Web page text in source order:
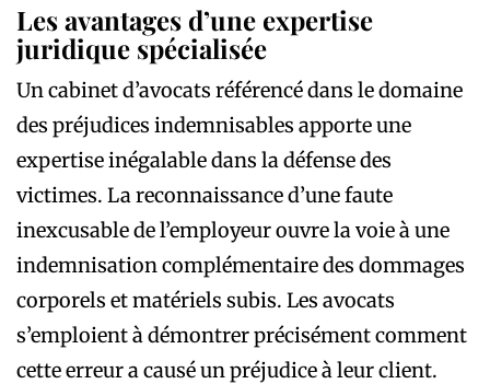
Les avantages d’une expertise
juridique spécialisée
Un cabinet d’avocats référencé dans le domaine
des préjudices indemnisables apporte une
expertise inégalable dans la défense des
victimes. La reconnaissance d’une faute
inexcusable de l’employeur ouvre la voie à une
indemnisation complémentaire des dommages
corporels et matériels subis. Les avocats
s’emploient à démontrer précisément comment
cette erreur a causé un préjudice à leur client.